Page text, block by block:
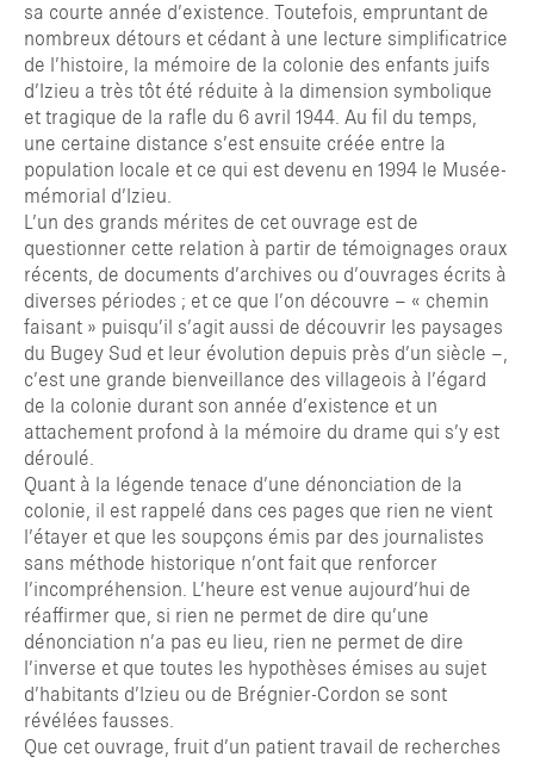
TAPER ENTRER POUR RECHERCHER OU ESC POUR FERMER
sa courte année d’existence. Toutefois, empruntant de
nombreux détours et cédant à une lecture simplificatrice
de l’histoire, la mémoire de la colonie des enfants juifs
d’Izieu a très tôt été réduite à la dimension symbolique
et tragique de la rafle du 6 avril 1944. Au fil du temps,
une certaine distance s’est ensuite créée entre la
population locale et ce qui est devenu en 1994 le Musée-
mémorial d’Izieu.
L’un des grands mérites de cet ouvrage est de
questionner cette relation à partir de témoignages oraux
récents, de documents d’archives ou d’ouvrages écrits à
diverses périodes ; et ce que l’on découvre – « chemin
faisant » puisqu’il s’agit aussi de découvrir les paysages
du Bugey Sud et leur évolution depuis près d’un siècle –,
c’est une grande bienveillance des villageois à l’égard
de la colonie durant son année d’existence et un
attachement profond à la mémoire du drame qui s’y est
déroulé.
Quant à la légende tenace d’une dénonciation de la
colonie, il est rappelé dans ces pages que rien ne vient
l’étayer et que les soupçons émis par des journalistes
sans méthode historique n’ont fait que renforcer
l’incompréhension. L’heure est venue aujourd’hui de
réaffirmer que, si rien ne permet de dire qu’une
dénonciation n’a pas eu lieu, rien ne permet de dire
l’inverse et que toutes les hypothèses émises au sujet
d’habitants d’Izieu ou de Brégnier-Cordon se sont
révélées fausses.
Que cet ouvrage, fruit d’un patient travail de recherches